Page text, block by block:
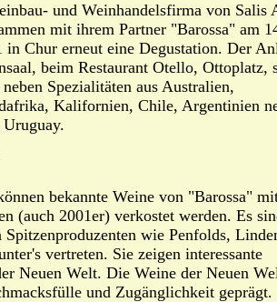
und Weinhandelsfirma von Salis
mit ihrem Partner "Barossa" am
in Chur erneut eine Degustation. Der
beim Restaurant Otello, Ottoplatz,
Spezialitäten aus Australien,
Kalifornien, Chile, Argentinien
Uruguay.
bekannte Weine von "Barossa"
(auch 2001er) verkostet werden. Es
Spitzenproduzenten wie Penfolds,
vertreten. Sie zeigen interessante
Neuen Welt. Die Weine der Neuen
und Zugänglichkeit geprägt.